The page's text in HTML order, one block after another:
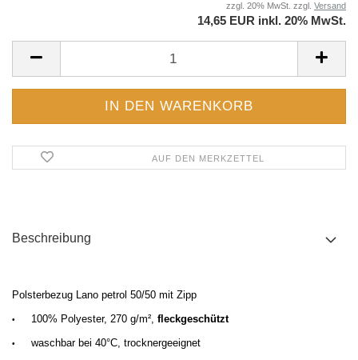
zzgl. 20% MwSt. zzgl. Versand
14,65 EUR inkl. 20% MwSt.
AUF DEN MERKZETTEL
Beschreibung
Polsterbezug Lano petrol 50/50 mit Zipp
• 100% Polyester, 270 g/m², fleckgeschützt
• waschbar bei 40°C, trocknergeeignet